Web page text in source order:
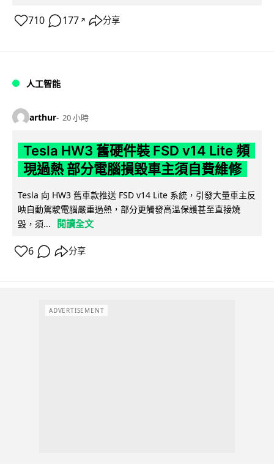
710 177 ↗ 分享
人工智能
arthur 20 小時
Tesla HW3 舊硬件裝 FSD v14 Lite 頻
現過熱 部分電腦損毀車主須自費維修
Tesla 向 HW3 舊車款推送 FSD v14 Lite 系統，引發大量車主反
映自動駕駛電腦嚴重過熱，部分更觸發高溫保護甚至直接燒
毀，須...
閱讀全文
6 分享
ADVERTISEMENT